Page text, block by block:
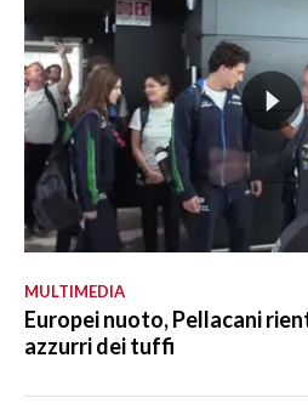
MULTIMEDIA
Europei nuoto, Pellacani
azzurri dei tuffi